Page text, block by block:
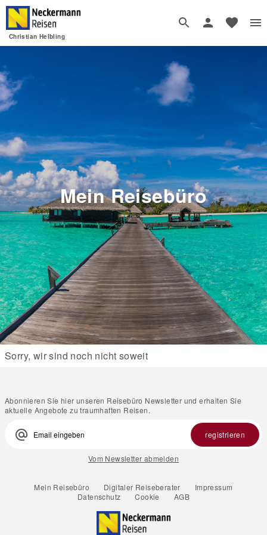
Christian Helbling
Mein Reisebüro
Sorry, wir sind noch nicht soweit
Abonnieren Sie hier unseren Reisebüro Newsletter und erhalten Sie
aktuelle Angebote zu traumhaften Reisen.
alternate_email registrieren
Vom Newsletter abmelden
Mein Reisebüro Digitaler Reiseberater
Impressum
Datenschutz
Cookie AGB